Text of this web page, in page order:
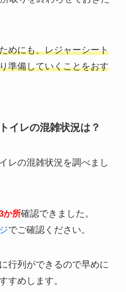
めにも、レジャーシート
準備していくことをおす
イレの混雑状況は？
レの混雑状況を調べまし
か所確認できました。
でご確認ください。
行列ができるので早めに
すめします。